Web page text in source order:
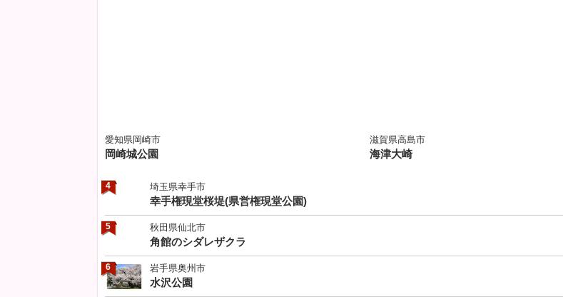
愛知県岡崎市
岡崎城公園
滋賀県高島市
海津大崎
4 埼玉県幸手市
幸手権現堂桜堤(県営権現堂公園)
5 秋田県仙北市
角館のシダレザクラ
6 岩手県奥州市
水沢公園